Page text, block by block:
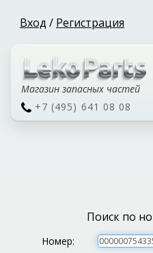
Вход / Регистрация
Магазин запасных частей
+7 (495) 641 08 08
Поиск по
Номер: